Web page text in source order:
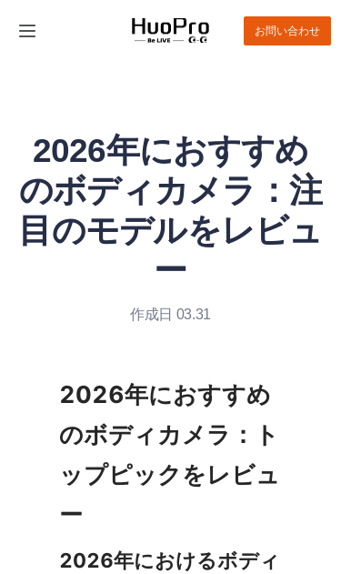
お問い合わせ
2026年におすすめ
のボディカメラ：注
目のモデルをレビュ
ー
作成日 03.31
2026年におすすめ
のボディカメラ：ト
ップピックをレビュ
2026年におけるボディ
ソリューション
サービスとサポート